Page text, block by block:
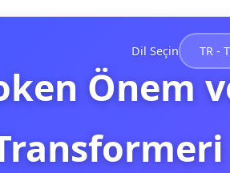
Dil Seçin
Önem